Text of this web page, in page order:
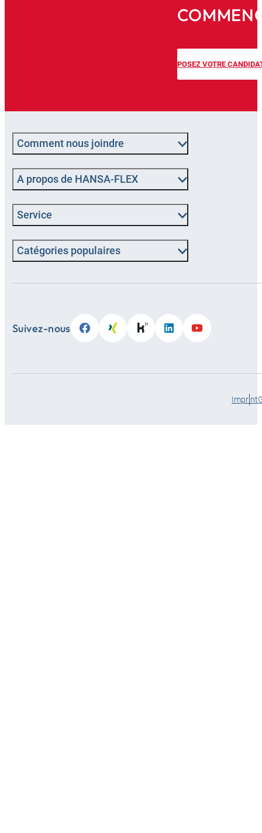
POSEZ VOTRE
Comment nous joindre
A propos de HANSA-FLEX
Service
Catégories populaires
Suivez-nous
Imprint